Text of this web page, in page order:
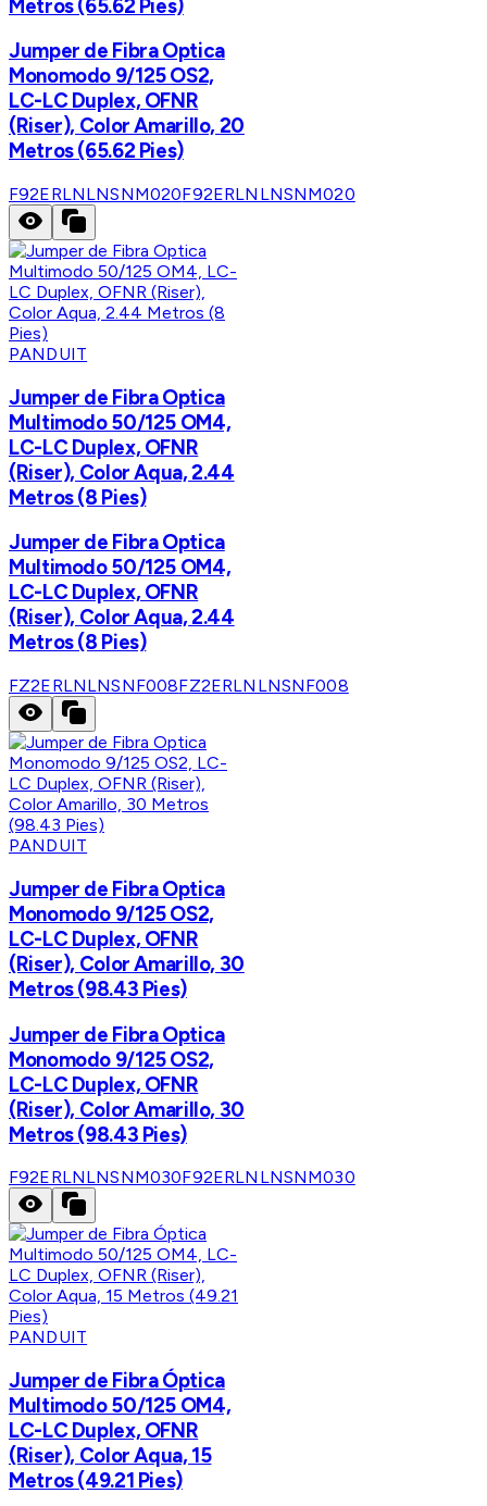
Metros (65.62 Pies)
Jumper de Fibra Optica
Monomodo 9/125 OS2,
LC-LC Duplex, OFNR
(Riser), Color Amarillo, 20
Metros (65.62 Pies)
F92ERLNLNSNM020F92ERLNLNSNM020
PANDUIT
Jumper de Fibra Optica
Multimodo 50/125 OM4,
LC-LC Duplex, OFNR
(Riser), Color Aqua, 2.44
Metros (8 Pies)
Jumper de Fibra Optica
Multimodo 50/125 OM4,
LC-LC Duplex, OFNR
(Riser), Color Aqua, 2.44
Metros (8 Pies)
FZ2ERLNLNSNF008FZ2ERLNLNSNF008
PANDUIT
Jumper de Fibra Optica
Monomodo 9/125 OS2,
LC-LC Duplex, OFNR
(Riser), Color Amarillo, 30
Metros (98.43 Pies)
Jumper de Fibra Optica
Monomodo 9/125 OS2,
LC-LC Duplex, OFNR
(Riser), Color Amarillo, 30
Metros (98.43 Pies)
F92ERLNLNSNM030F92ERLNLNSNM030
PANDUIT
Jumper de Fibra Óptica
Multimodo 50/125 OM4,
LC-LC Duplex, OFNR
(Riser), Color Aqua, 15
Metros (49.21 Pies)